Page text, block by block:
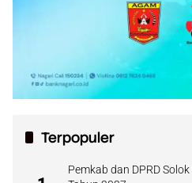
Terpopuler
Pemkab dan DPRD